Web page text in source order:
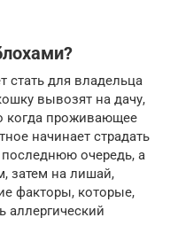
стать для владельца
вывозят на дачу,
когда проживающее
начинает страдать
очередь, а
затем на лишай,
факторы, которые,
аллергический